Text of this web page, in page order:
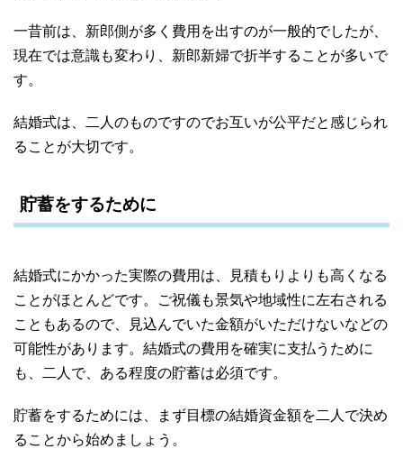
一昔前は、新郎側が多く費用を出すのが一般的でしたが、
現在では意識も変わり、新郎新婦で折半することが多いで
す。
結婚式は、二人のものですのでお互いが公平だと感じられ
ることが大切です。
貯蓄をするために
結婚式にかかった実際の費用は、見積もりよりも高くなる
ことがほとんどです。ご祝儀も景気や地域性に左右される
こともあるので、見込んでいた金額がいただけないなどの
可能性があります。結婚式の費用を確実に支払うために
も、二人で、ある程度の貯蓄は必須です。
貯蓄をするためには、まず目標の結婚資金額を二人で決め
ることから始めましょう。